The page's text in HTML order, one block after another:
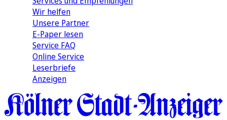
Wir helfen
Unsere Partner
E-Paper lesen
Service FAQ
Online Service
Leserbriefe
Anzeigen